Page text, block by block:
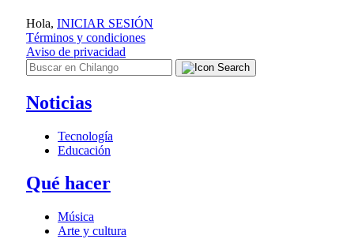
Hola, INICIAR SESIÓN
Términos y condiciones
Aviso de privacidad
Noticias
Tecnología
Educación
Qué hacer
Música
Arte y cultura